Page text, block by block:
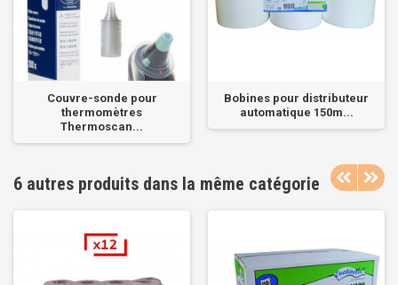
Couvre-sonde pour
thermomètres
Thermoscan...
Bobines pour distributeur
automatique 150m...
6 autres produits dans la même catégorie